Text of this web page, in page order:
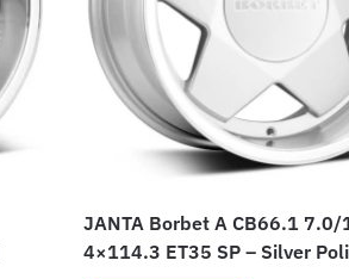
JANTA Borbet A CB66.1 7.0/
4×114.3 ET35 SP – Silver